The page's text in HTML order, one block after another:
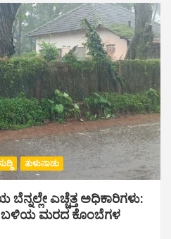
ತುಳುನಾಡು
ಎಚ್ಚೆತ್ತ ಅಧಿಕಾರಿಗಳು:
ಬಳಿಯ ಮರದ ಕೊಂಬೆಗಳ